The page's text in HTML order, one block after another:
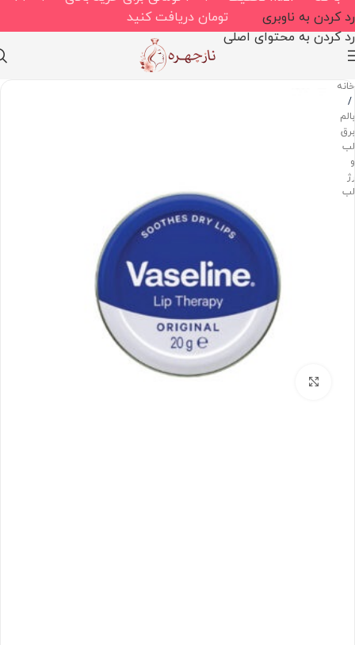
رد کردن به ناوبری
رد کردن به محتوای اصلی
تومان دریافت کنید
خانه
/
بالم،
برق
لب
و
رژ
لب